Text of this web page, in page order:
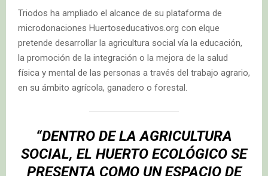
Triodos ha ampliado el alcance de su plataforma de
microdonaciones Huertoseducativos.org con elque
pretende desarrollar la agricultura social vía la educación,
la promoción de la integración o la mejora de la salud
física y mental de las personas a través del trabajo agrario,
en su ámbito agrícola, ganadero o forestal.
“DENTRO DE LA AGRICULTURA
SOCIAL, EL HUERTO ECOLÓGICO SE
PRESENTA COMO UN ESPACIO DE